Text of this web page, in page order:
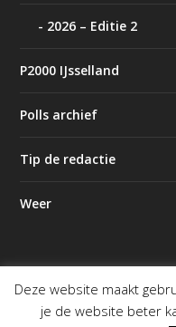
2026 – Editie 2
P2000 IJsselland
Polls archief
Tip de redactie
Weer
Ontworpen doorElegant
Deze website maakt
je de website beter